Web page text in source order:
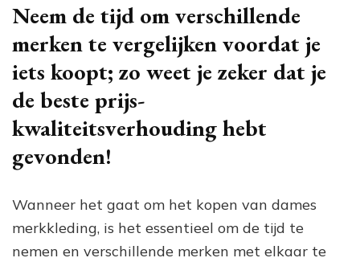
Neem de tijd om verschillende
merken te vergelijken voordat je
iets koopt; zo weet je zeker dat je
de beste prijs-
kwaliteitsverhouding hebt
gevonden!
Wanneer het gaat om het kopen van dames
merkkleding, is het essentieel om de tijd te
nemen en verschillende merken met elkaar te